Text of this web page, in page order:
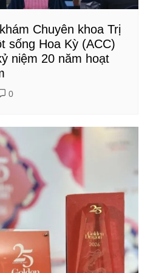
Chuyên khoa Trị
sống Hoa Kỳ (ACC)
niệm 20 năm hoạt
0